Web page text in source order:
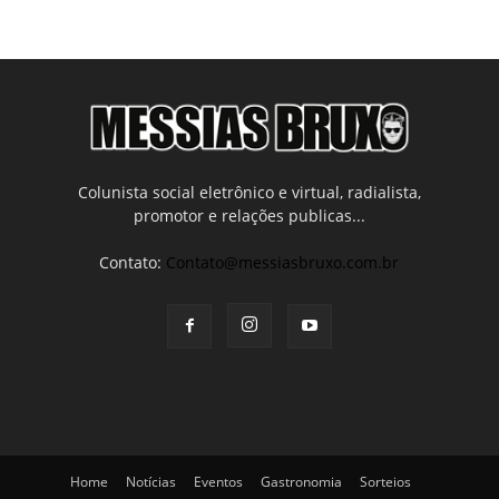
Colunista social eletrônico e virtual, radialista,
promotor e relações publicas...
Contato: Contato@messiasbruxo.com.br
Home Notícias Eventos Gastronomia
Sorteios